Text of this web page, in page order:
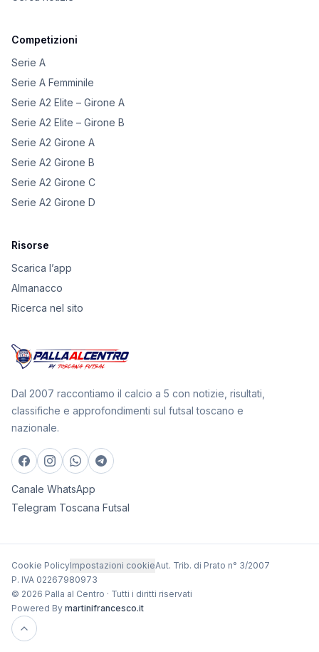
Competizioni
Serie A
Serie A Femminile
Serie A2 Elite – Girone A
Serie A2 Elite – Girone B
Serie A2 Girone A
Serie A2 Girone B
Serie A2 Girone C
Serie A2 Girone D
Risorse
Scarica l’app
Almanacco
Ricerca nel sito
Dal 2007 raccontiamo il calcio a 5 con notizie, risultati,
classifiche e approfondimenti sul futsal toscano e
nazionale.
Canale WhatsApp
Telegram Toscana Futsal
Cookie PolicyImpostazioni cookieAut. Trib. di Prato n° 3/2007
P. IVA 02267980973
© 2026 Palla al Centro · Tutti i diritti riservati
Powered By martinifrancesco.it